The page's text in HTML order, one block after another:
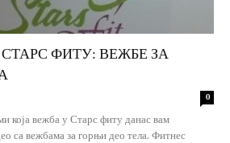
ФИТУ: ВЕЖБЕ ЗА
0
која вежба у Старс фиту данас вам
са вежбама за горњи део тела. Фитнес